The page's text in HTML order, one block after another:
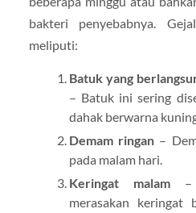
bakteri penyebabnya.
meliputi:
Batuk yang
– Batuk ini sering
dahak berwarna
Demam ringan –
pada malam hari.
Keringat malam –
merasakan keringat